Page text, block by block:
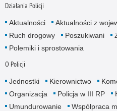
Działania Policji
Aktualności Aktualności z
Ruch drogowy
Poszukiwani
Polemiki i sprostowania
O Policji
Jednostki Kierownictwo
Organizacja
Policja w III RP
Umundurowanie
Współpraca